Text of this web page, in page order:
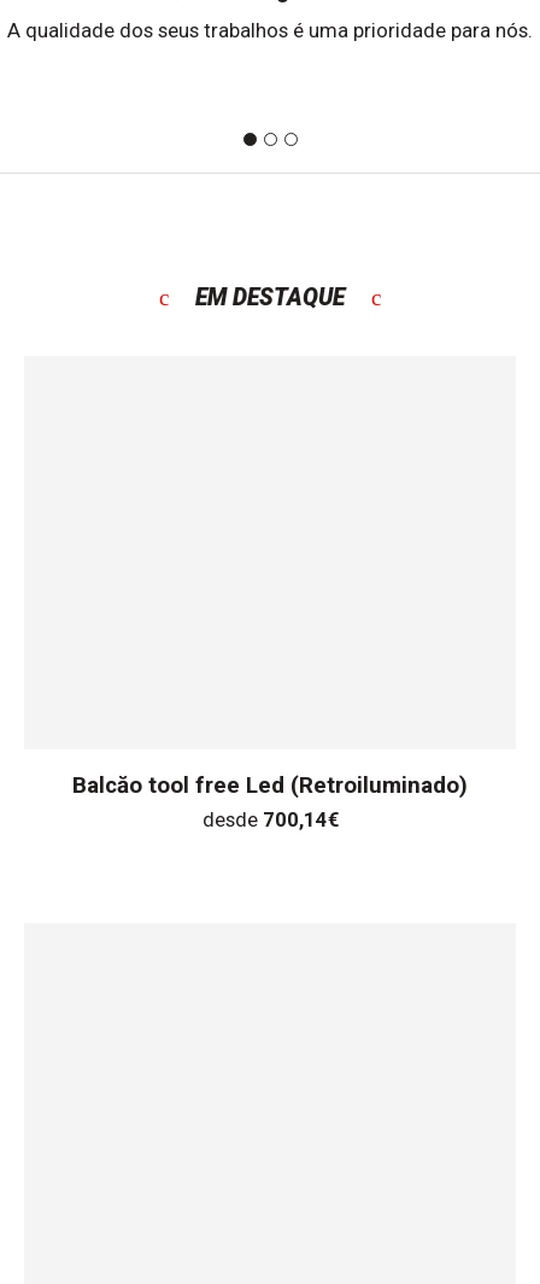
A qualidade dos seus trabalhos é uma prioridade para nós.
EM DESTAQUE
Balcăo tool free Led (Retroiluminado)
desde 700,14€